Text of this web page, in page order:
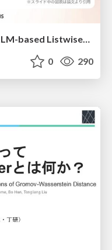
0 290